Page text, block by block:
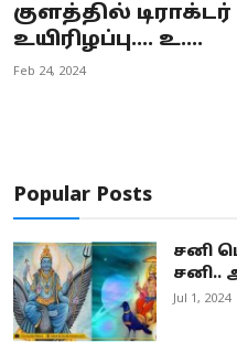
Special Story
Business
National
World
Astrology
குளத்தில் டிராக்டர்
உயிரிழப்பு.... உ....
Feb 24, 2024
Popular Posts
சனி
சனி..
Jul 1, 2024